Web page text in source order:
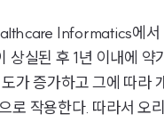
Informatics에서
상실된 후 1년 이내에
가 증가하고 그에 따라
로 작용한다. 따라서 오